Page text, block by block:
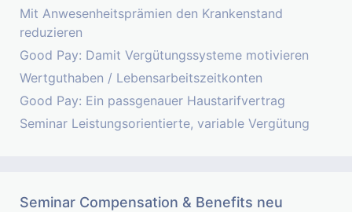
Mit Anwesenheitsprämien den Krankenstand
reduzieren
Good Pay: Damit Vergütungssysteme motivieren
Wertguthaben / Lebensarbeitszeitkonten
Good Pay: Ein passgenauer Haustarifvertrag
Seminar Leistungsorientierte, variable Vergütung
Seminar Compensation & Benefits neu